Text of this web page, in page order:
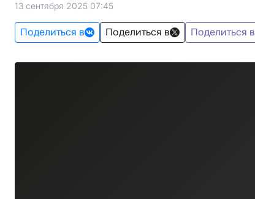
13 сентября 2025 07:45
Поделиться в Поделиться в Поделиться в